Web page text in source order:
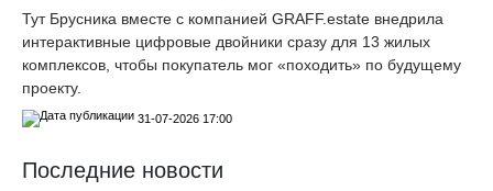
Тут Брусника вместе с компанией GRАFF.еstate внедрила
интерактивные цифровые двойники сразу для 13 жилых
комплексов, чтобы покупатель мог «походить» по будущему
проекту.
31-07-2026 17:00
Последние новости